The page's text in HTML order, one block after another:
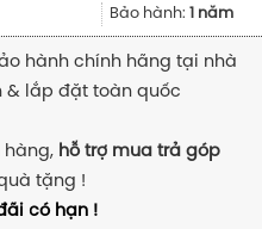
214.000₫.
Bảo hành: 1 năm
hành chính hãng tại nhà
& lắp đặt toàn quốc
hàng, hỗ trợ mua trả góp
tặng !
có hạn !